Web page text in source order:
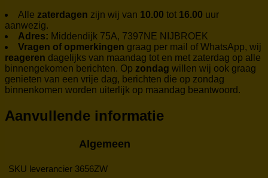
Alle zaterdagen zijn wij van 10.00 tot 16.00 uur
aanwezig.
Adres: Middendijk 75A, 7397NE NIJBROEK
Vragen of opmerkingen graag per mail of WhatsApp, wij
reageren dagelijks van maandag tot en met zaterdag op alle
binnengekomen berichten. Op zondag willen wij ook graag
genieten van een vrije dag, berichten die op zondag
binnenkomen worden uiterlijk op maandag beantwoord.
Aanvullende informatie
Algemeen
SKU leverancier 3656ZW